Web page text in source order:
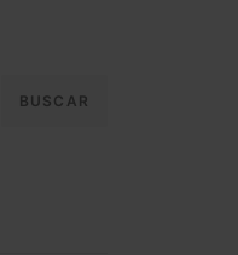
BUSCAR